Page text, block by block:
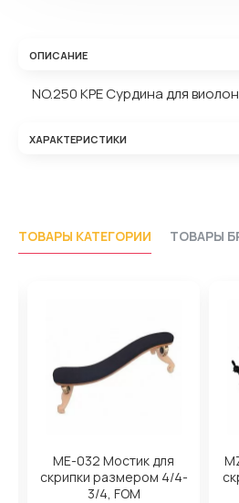
ОПИСАНИЕ
NO.250 KPE Сурдина для
ХАРАКТЕРИСТИКИ
ТОВАРЫ КАТЕГОРИИ ТОВАРЫ
ME-032 Мостик для
скрипки размером 4/4-
3/4, FOM